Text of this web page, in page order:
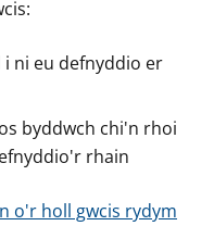
ni eu defnyddio er
byddwch chi'n rhoi
rhain
o'r holl gwcis rydym